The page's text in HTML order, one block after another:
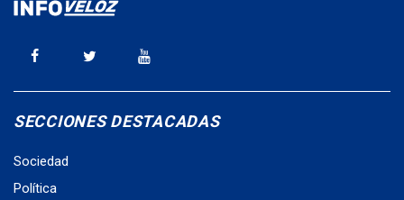
SECCIONES DESTACADAS
Sociedad
Política